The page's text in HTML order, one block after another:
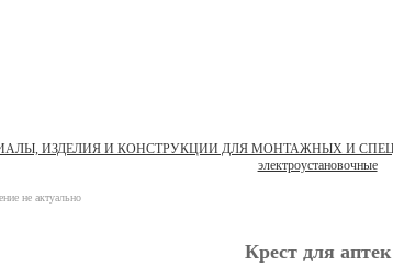
ИЗДЕЛИЯ И КОНСТРУКЦИИ ДЛЯ МОНТАЖНЫХ И
электроустановочные
не актуально
Крест для аптек